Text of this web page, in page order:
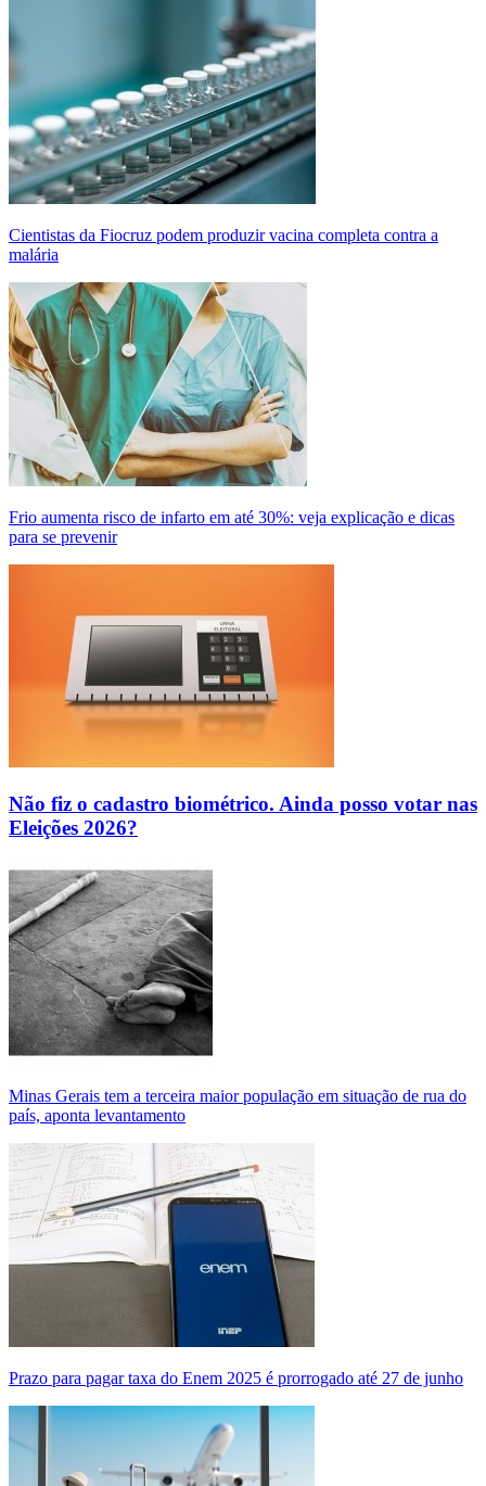
Cientistas da Fiocruz podem produzir vacina completa contra a
malária
Frio aumenta risco de infarto em até 30%: veja explicação e dicas
para se prevenir
Não fiz o cadastro biométrico. Ainda posso votar nas
Eleições 2026?
Minas Gerais tem a terceira maior população em situação de rua do
país, aponta levantamento
Prazo para pagar taxa do Enem 2025 é prorrogado até 27 de junho